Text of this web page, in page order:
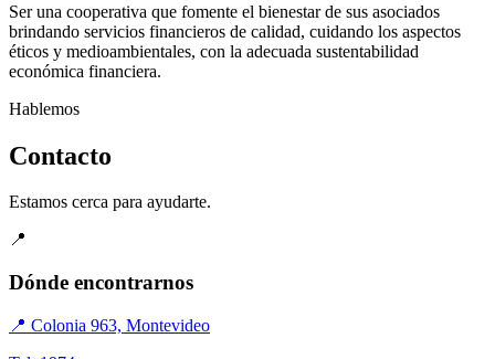
Ser una cooperativa que fomente el bienestar de sus asociados
brindando servicios financieros de calidad, cuidando los aspectos
éticos y medioambientales, con la adecuada sustentabilidad
económica financiera.
Hablemos
Contacto
Estamos cerca para ayudarte.
📍
Dónde encontrarnos
📍 Colonia 963, Montevideo